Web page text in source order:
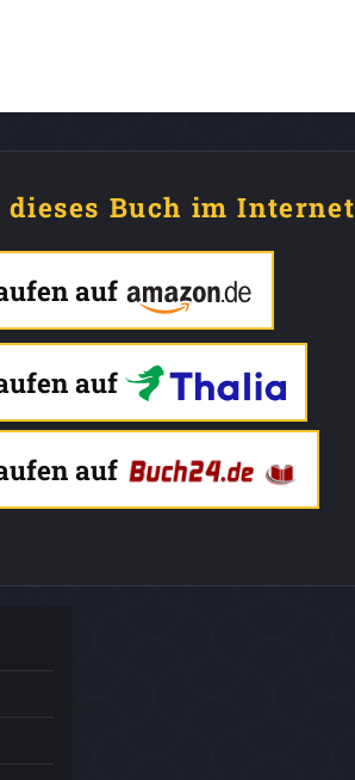
dieses Buch im Internet
auf
auf
auf